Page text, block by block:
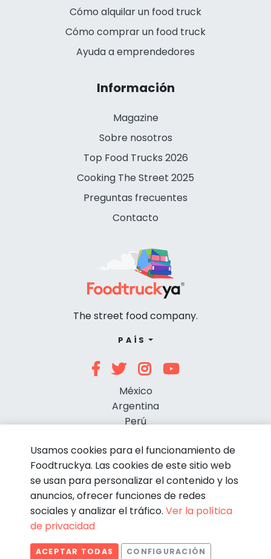
Cómo alquilar un food truck
Cómo comprar un food truck
Ayuda a emprendedores
Información
Magazine
Sobre nosotros
Top Food Trucks 2026
Cooking The Street 2025
Preguntas frecuentes
Contacto
The street food company.
PAÍS
México
Argentina
Perú
© Foodtruckya 2026
Usamos cookies para el funcionamiento de
Foodtruckya. Las cookies de este sitio web
se usan para personalizar el contenido y los
anuncios, ofrecer funciones de redes
sociales y analizar el tráfico. Ver la política
de privacidad
ACEPTAR TODAS CONFIGURACIÓN